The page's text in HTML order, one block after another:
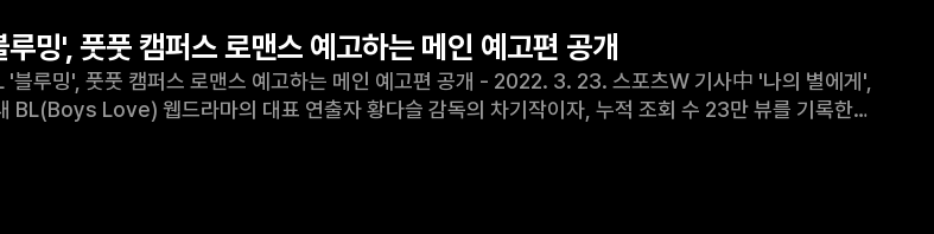
밍', 풋풋 캠퍼스 로맨스 예고하는 메인 예고편 공개
스 로맨스 예고하는 메인 예고편 공개 - 2022. 3. 23. 스포츠W 기사中 '나의 별에게',
BL(Boys Love) 웹드라마의 대표 연출자 황다슬 감독의 차기작이자, 누적 조회 수 23만 뷰를 기록한